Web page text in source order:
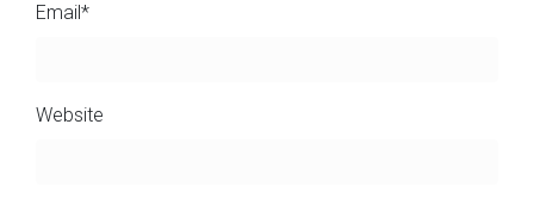
Email*
Website